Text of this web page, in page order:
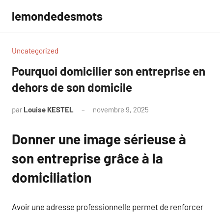
contenu
lemondedesmots
Uncategorized
Pourquoi domicilier son entreprise en
dehors de son domicile
par Louise KESTEL novembre 9, 2025
Donner une image sérieuse à
son entreprise grâce à la
domiciliation
Avoir une adresse professionnelle permet de renforcer